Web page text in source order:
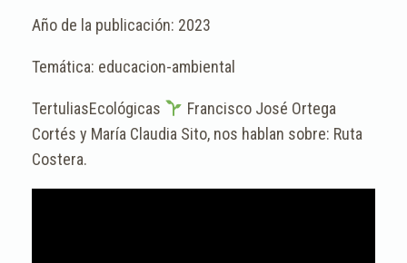
2023
educacion-ambiental
TertuliasEcológicas
Francisco José Ortega
Cortés y María Claudia Sito, nos hablan sobre: Ruta
Costera.